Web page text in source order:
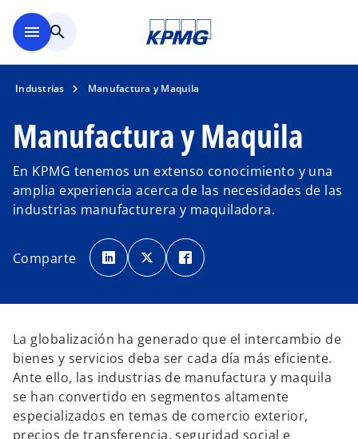
menu search
Industrias Manufactura y Maquila
Manufactura y Maquila
En KPMG tenemos un extenso conocimiento y una
amplia experiencia acerca de las necesidades de las
industrias manufacturera y maquiladora.
Comparte e
a
b
a
p
e
s
t
a
ñ
a
n
u
e
e
a
b
a
p
e
s
t
a
ñ
a
n
u
e
e
a
a
p
e
s
t
a
ñ
a
n
u
e
La globalización ha generado que el intercambio de
bienes y servicios deba ser cada día más eficiente.
Ante ello, las industrias de manufactura y maquila
se han convertido en segmentos altamente
especializados en temas de comercio exterior,
precios de transferencia, seguridad social e